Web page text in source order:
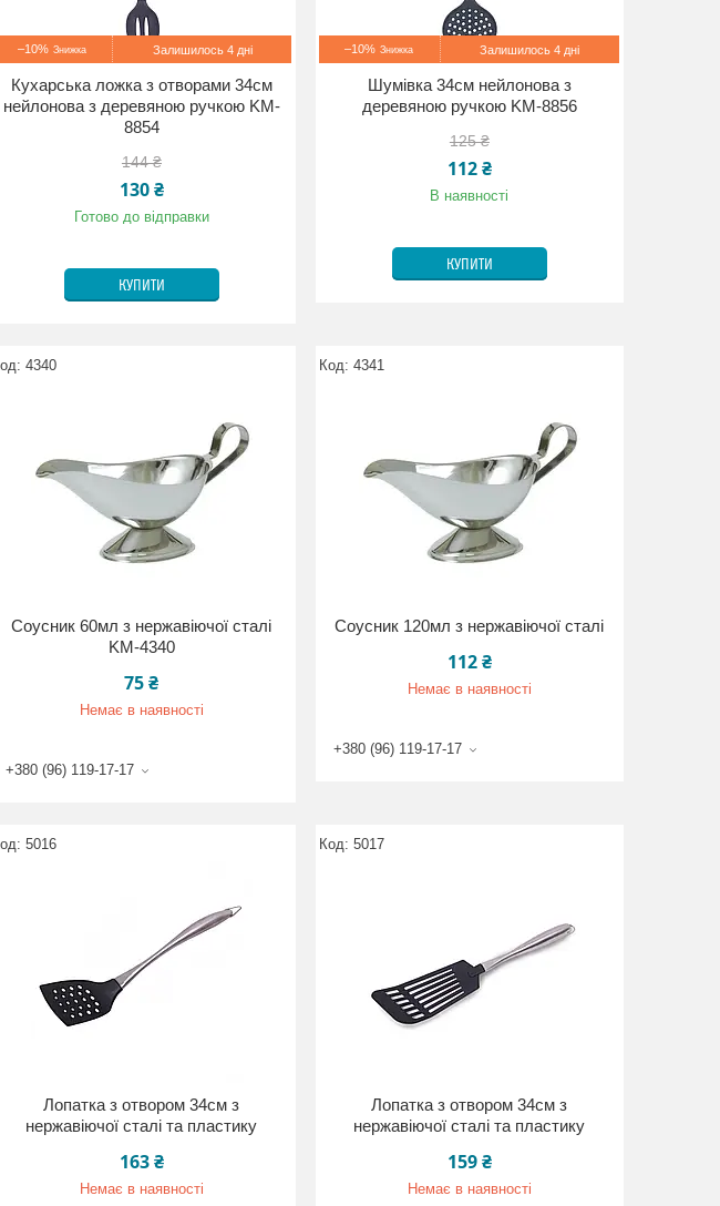
–10% Залишилось 4 дні
Кухарська ложка з отворами 34см
нейлонова з деревяною ручкою KM-
8854
144 ₴
130 ₴
Готово до відправки
КУПИТИ
–10% Залишилось 4 дні
Шумівка 34см нейлонова з
деревяною ручкою KM-8856
125 ₴
112 ₴
В наявності
КУПИТИ
4340
Соусник 60мл з нержавіючої сталі
KM-4340
75 ₴
Немає в наявності
+380 (96) 119-17-17
4341
Соусник 120мл з нержавіючої сталі
112 ₴
Немає в наявності
+380 (96) 119-17-17
5016
Лопатка з отвором 34см з
нержавіючої сталі та пластику
163 ₴
Немає в наявності
5017
Лопатка з отвором 34см з
нержавіючої сталі та пластику
159 ₴
Немає в наявності